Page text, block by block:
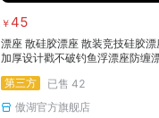
￥ 45
漂座 散硅胶漂座 散装竞技硅胶漂
加厚设计戳不破钓鱼浮漂座防缠
第三方
已售 42
傲湖官方旗舰店